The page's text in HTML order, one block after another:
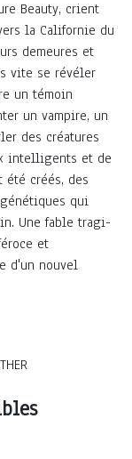
Beauty, crient
la Californie du
demeures et
vite se révéler
un témoin
un vampire, un
des créatures
intelligents et de
été créés, des
qui
Une fable tragi-
et
d'un nouvel